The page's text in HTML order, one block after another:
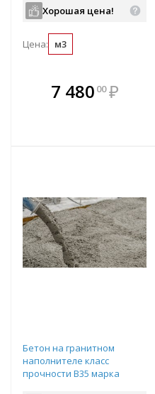
подвижность П3
водопроницаемость W6 с
ПМД до -5 градусов
Хорошая цена!
Цена: м3
7 480 00 ₽
В комплекте
всегда выгоднее!
Бетон на гранитном
наполнителе класс
прочности B35 марка